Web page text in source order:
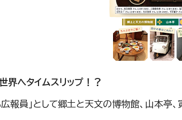
界へタイムスリップ！？
報員」として郷土と天文の博物館、山本亭、